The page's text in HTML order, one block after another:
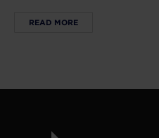
READ MORE